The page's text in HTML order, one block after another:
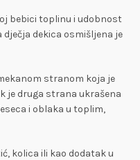
bebici toplinu i udobnost
dječja dekica osmišljena je
stranom koja je
je druga strana ukrašena
i oblaka u toplim,
kolica ili kao dodatak u